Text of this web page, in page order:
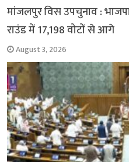
मांजलपुर विस उपचुनाव :
राउंड में 17,198 वोटों से आगे
August 3, 2026